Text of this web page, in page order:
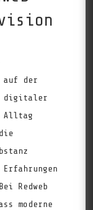
auf der
digitaler
Alltag
Redweb
moderne